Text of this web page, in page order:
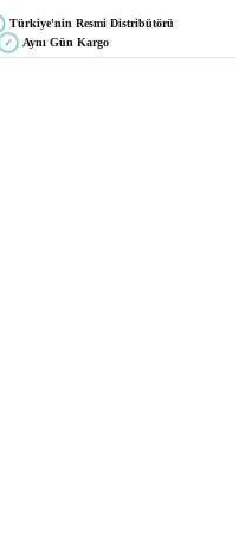
Türkiye'nin Resmi Distribütörü
✓ Aynı Gün Kargo